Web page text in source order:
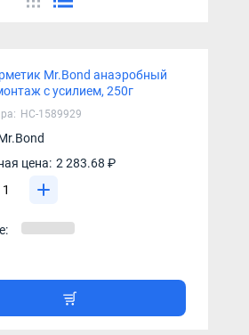
Mr.Bond анаэробный
с усилием, 250г
НС-1589929
цена: 2 283.68 ₽